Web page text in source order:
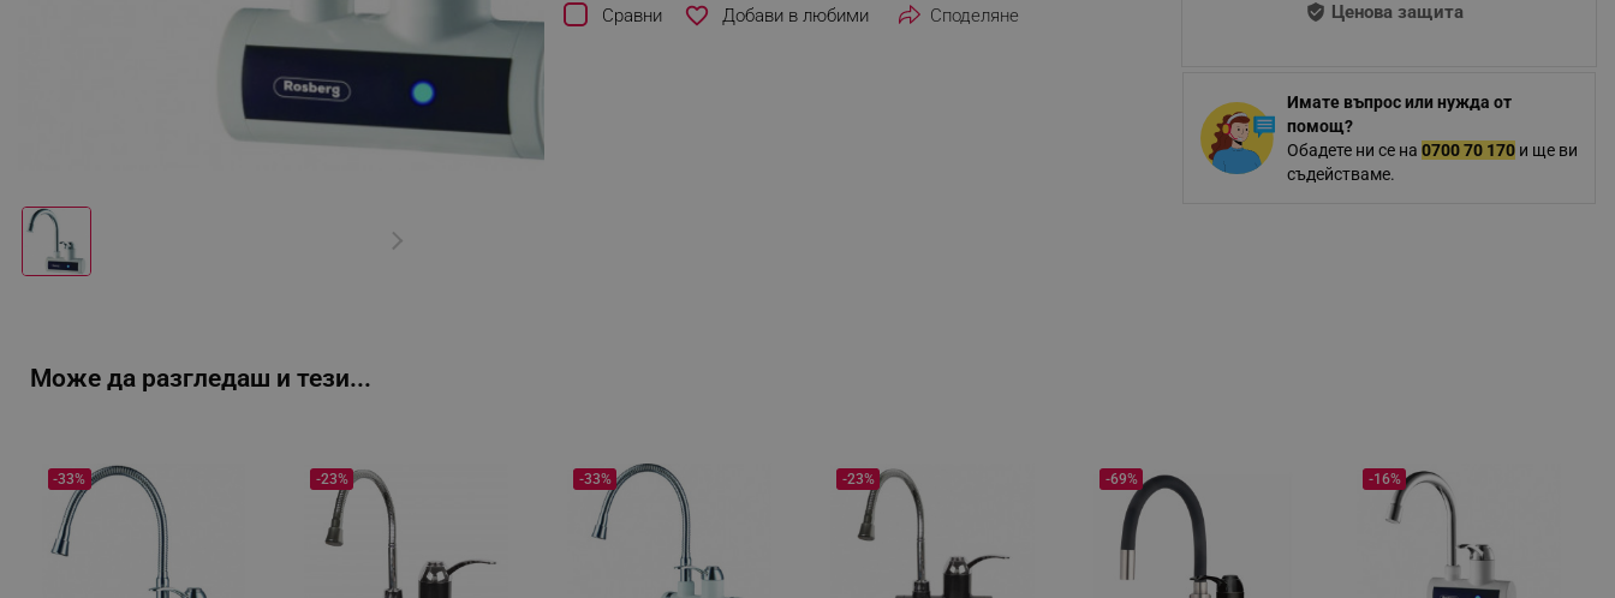
Сравни favorite_border Споделяне Ценова защита
Имате въпрос или нужда от
помощ?
Обадете ни се на 0700 70 170и ще ви
съдействаме.
Може да разгледаш и тези...
-33% -23% -33% -23% -69% -16%